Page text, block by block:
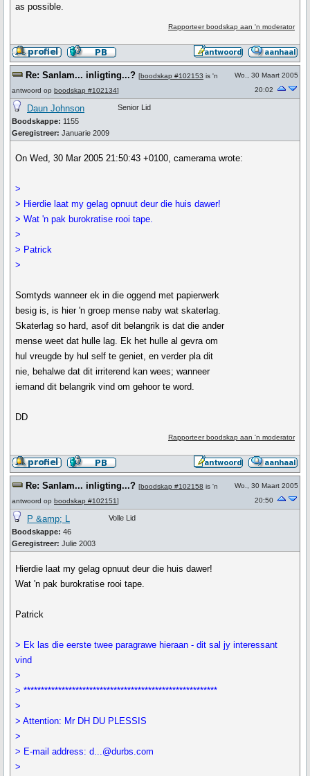
as possible.
Rapporteer boodskap aan 'n moderator
Re: Sanlam... inligting...? [boodskap #102153 is 'n
antwoord op boodskap #102134]
Wo., 30 Maart 2005
20:02
Daun Johnson
Boodskappe: 1155
Geregistreer: Januarie 2009
Senior Lid
On Wed, 30 Mar 2005 21:50:43 +0100, camerama wrote:
>
> Hierdie laat my gelag opnuut deur die huis dawer!
> Wat 'n pak burokratise rooi tape.
>
> Patrick
>
Somtyds wanneer ek in die oggend met papierwerk
besig is, is hier 'n groep mense naby wat skaterlag.
Skaterlag so hard, asof dit belangrik is dat die ander
mense weet dat hulle lag. Ek het hulle al gevra om
hul vreugde by hul self te geniet, en verder pla dit
nie, behalwe dat dit irriterend kan wees; wanneer
iemand dit belangrik vind om gehoor te word.
DD
Rapporteer boodskap aan 'n moderator
Re: Sanlam... inligting...? [boodskap #102158 is 'n
antwoord op boodskap #102151]
Wo., 30 Maart 2005
20:50
P &amp; L
Boodskappe: 46
Geregistreer: Julie 2003
Volle Lid
Hierdie laat my gelag opnuut deur die huis dawer!
Wat 'n pak burokratise rooi tape.
Patrick
> Ek las die eerste twee paragrawe hieraan - dit sal jy interessant
vind
>
> ********************************************************
>
> Attention: Mr DH DU PLESSIS
>
> E-mail address: d...@durbs.com
>